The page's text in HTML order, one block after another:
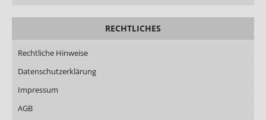
RECHTLICHES
Rechtliche Hinweise
Datenschutzerklärung
Impressum
AGB